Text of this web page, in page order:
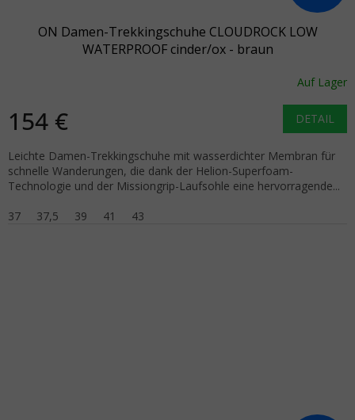
ON Damen-Trekkingschuhe CLOUDROCK LOW
WATERPROOF cinder/ox - braun
Auf Lager
154 € DETAIL
Leichte Damen-Trekkingschuhe mit wasserdichter Membran für
schnelle Wanderungen, die dank der Helion-Superfoam-
Technologie und der Missiongrip-Laufsohle eine hervorragende...
37
37,5 39 41 43